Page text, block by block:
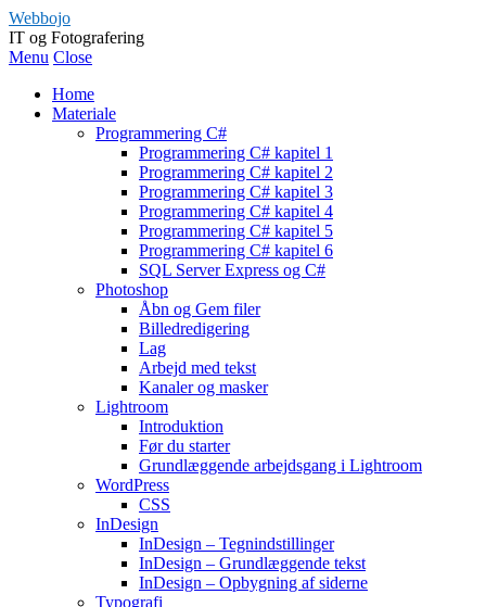
Webbojo
IT og Fotografering
Menu Close
Home
Materiale
Programmering C#
Programmering C# kapitel 1
Programmering C# kapitel 2
Programmering C# kapitel 3
Programmering C# kapitel 4
Programmering C# kapitel 5
Programmering C# kapitel 6
SQL Server Express og C#
Photoshop
Åbn og Gem filer
Billedredigering
Lag
Arbejd med tekst
Kanaler og masker
Lightroom
Introduktion
Før du starter
Grundlæggende arbejdsgang i Lightroom
WordPress
CSS
InDesign
InDesign – Tegnindstillinger
InDesign – Grundlæggende tekst
InDesign – Opbygning af siderne
Typografi